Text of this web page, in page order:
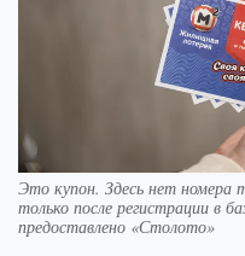
Это купон. Здесь нет
только после регистрации в
предоставлено «Столото»